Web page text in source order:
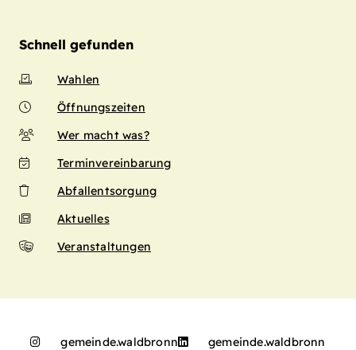
Schnell gefunden
Wahlen
Öffnungszeiten
Wer macht was?
Terminvereinbarung
Abfallentsorgung
Aktuelles
Veranstaltungen
gemeinde.waldbronn gemeinde.waldbronn